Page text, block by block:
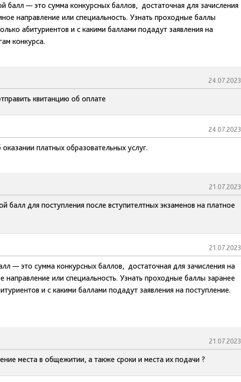
балл — это сумма конкурсных баллов, достаточная для зачисления
направление или специальность. Узнать проходные баллы
абитуриентов и с какими баллами подадут заявления на
конкурса.
24.07.2023
квитанцию об оплате
24.07.2023
платных образовательных услуг.
21.07.2023
для поступления после вступителтных экзаменов на платное
21.07.2023
— это сумма конкурсных баллов, достаточная для зачисления на
или специальность. Узнать проходные баллы заранее
и с какими баллами подадут заявления на поступление.
21.07.2023
места в общежитии, а также сроки и места их подачи ?